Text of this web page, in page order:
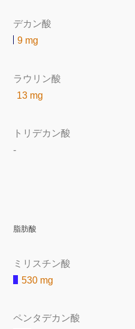
デカン酸
9 mg
ラウリン酸
13 mg
トリデカン酸
-
脂肪酸
ミリスチン酸
530 mg
ペンタデカン酸